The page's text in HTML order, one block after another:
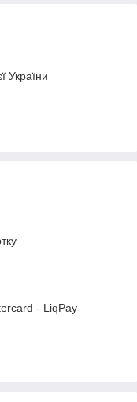
України
- LiqPay